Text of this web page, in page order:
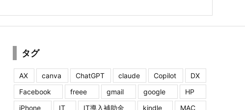
タグ
AX canva ChatGPT claude Copilot
DX
Facebook
freee gmail google
HP
iPhone
IT IT導入補助金 kindle MAC